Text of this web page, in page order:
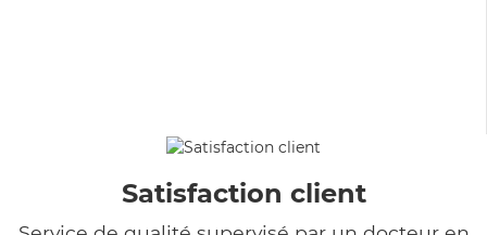
Satisfaction client